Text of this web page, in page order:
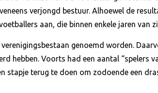
verjongd bestuur. Alhoewel de
aan, die binnen enkele jaren van
genoemd worden.
hebben. Voorts had een aantal “spelers
stapje terug te doen om zodoende een